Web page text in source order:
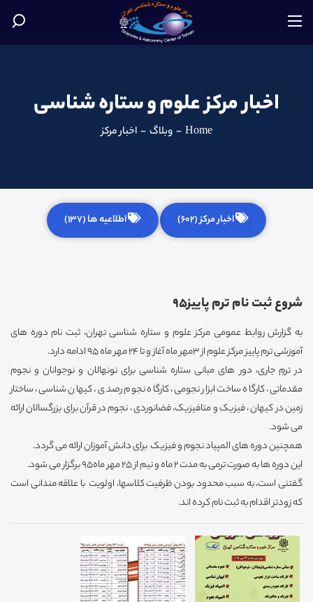
اخبار مرکز علوم و ستاره شناسی
Home
- وبلاگ - اخبار مرکز
اخبار مرکز (602) اطلاعیه ها (137)
شروع ثبت نام ترم پاییز95
به گزارش روابط عمومی مرکز علوم و ستاره شناسی تهران، ثبت نام دوره های
آموزشی ترم پاییز مرکز علوم از 3مهر ماه آغاز و تا 24 مهر ماه 95 ادامه دارد.
در ترمِ جاری، دور های مبانی ستاره شناسی برای نونهالان و نوجوانان و نجوم
مقدماتی، کارگاه ساخت ابزار نجومی، کارگاه نجوم رصدی ، کیهان شناسی، ساختار
زمین در کیهان ، فیزیک و متافیزیک، فضانوردی ، نجوم در قرآن برای بزرگسالان ارائه
می شود.
همچنین دوره های المپیاد نجوم و فیزیک برای دانش آموزان ارائه می گردد.
این دوره ها به صورت ترمی به مدت 2 ماه و نیم از 25 مهر ماه95 برگزار می شود.
گفتنی است، به سبب محدود بودن ظرفیت کلاسها، اولویت با علاقه مندانی است
که زودتر اقدام به ثبت نام کرده اند.